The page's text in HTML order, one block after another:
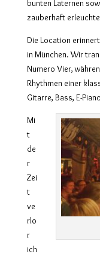
bunten Laternen
zauberhaft
Die Location
in München. Wir
Numero Vier,
Rhythmen einer
Gitarre, Bass, E-
Mi
t
de
r
Zei
t
ve
rlo
r
ich